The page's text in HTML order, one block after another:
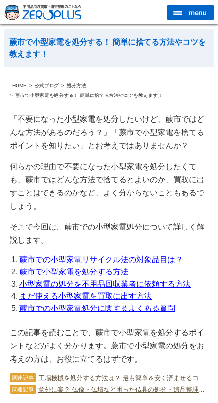
蕨市で小型家電を処分する！ 簡単に捨てる方法やコツを
教えます！
HOME 公式ブログ
処分方法
蕨市で小型家電を処分する！ 簡単に捨てる方法やコツを教えます！
「不要になった小型家電を処分したいけど、蕨市ではど
んな方法があるのだろう？」「蕨市で小型家電を捨てる
ポイントを知りたい」とお考えではありませんか？
何らかの理由で不要になった小型家電を処分したくて
も、蕨市ではどんな方法で捨てるとよいのか、買取に出
すことはできるのかなど、よく分からないこともあるで
しょう。
そこで今回は、蕨市での小型家電処分について詳しく解
説します。
蕨市での小型家電リサイクル法の対象品目は？
蕨市で小型家電を処分する方法
小型家電の処分を不用品回収業者に依頼する方法
まだ使える小型家電を買取に出す方法
蕨市での小型家電処分に関するよくある質問
この記事を読むことで、蕨市で小型家電を処分するポイ
ントなどがよく分かります。蕨市で小型家電の処分をお
考えの方は、お役に立てるはずです。
関連記事 工場機械を処分する方法は？ 最も簡単＆安く済ませるコツを伝授！
関連記事 意外に楽？ 仏像・仏壇など困った仏具の処分・遺品整理のポイント！